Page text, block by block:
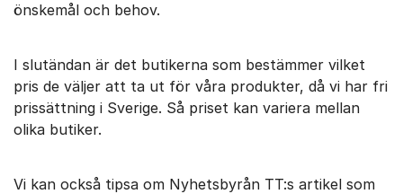
önskemål och behov.
I slutändan är det butikerna som bestämmer vilket
pris de väljer att ta ut för våra produkter, då vi har fri
prissättning i Sverige. Så priset kan variera mellan
olika butiker.
Vi kan också tipsa om Nyhetsbyrån TT:s artikel som